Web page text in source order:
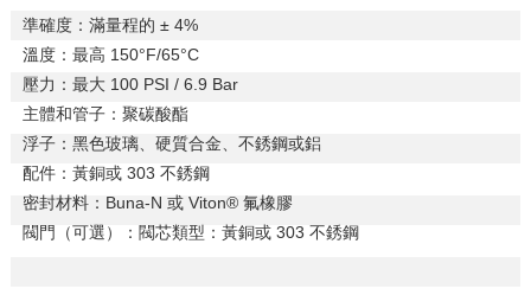
準確度：滿量程的 ± 4%
溫度：最高 150°F/65°C
壓力：最大 100 PSI / 6.9 Bar
主體和管子：聚碳酸酯
浮子：黑色玻璃、硬質合金、不銹鋼或鋁
配件：黃銅或 303 不銹鋼
密封材料：Buna-N 或 Viton® 氟橡膠
閥門（可選）：閥芯類型：黃銅或 303 不銹鋼